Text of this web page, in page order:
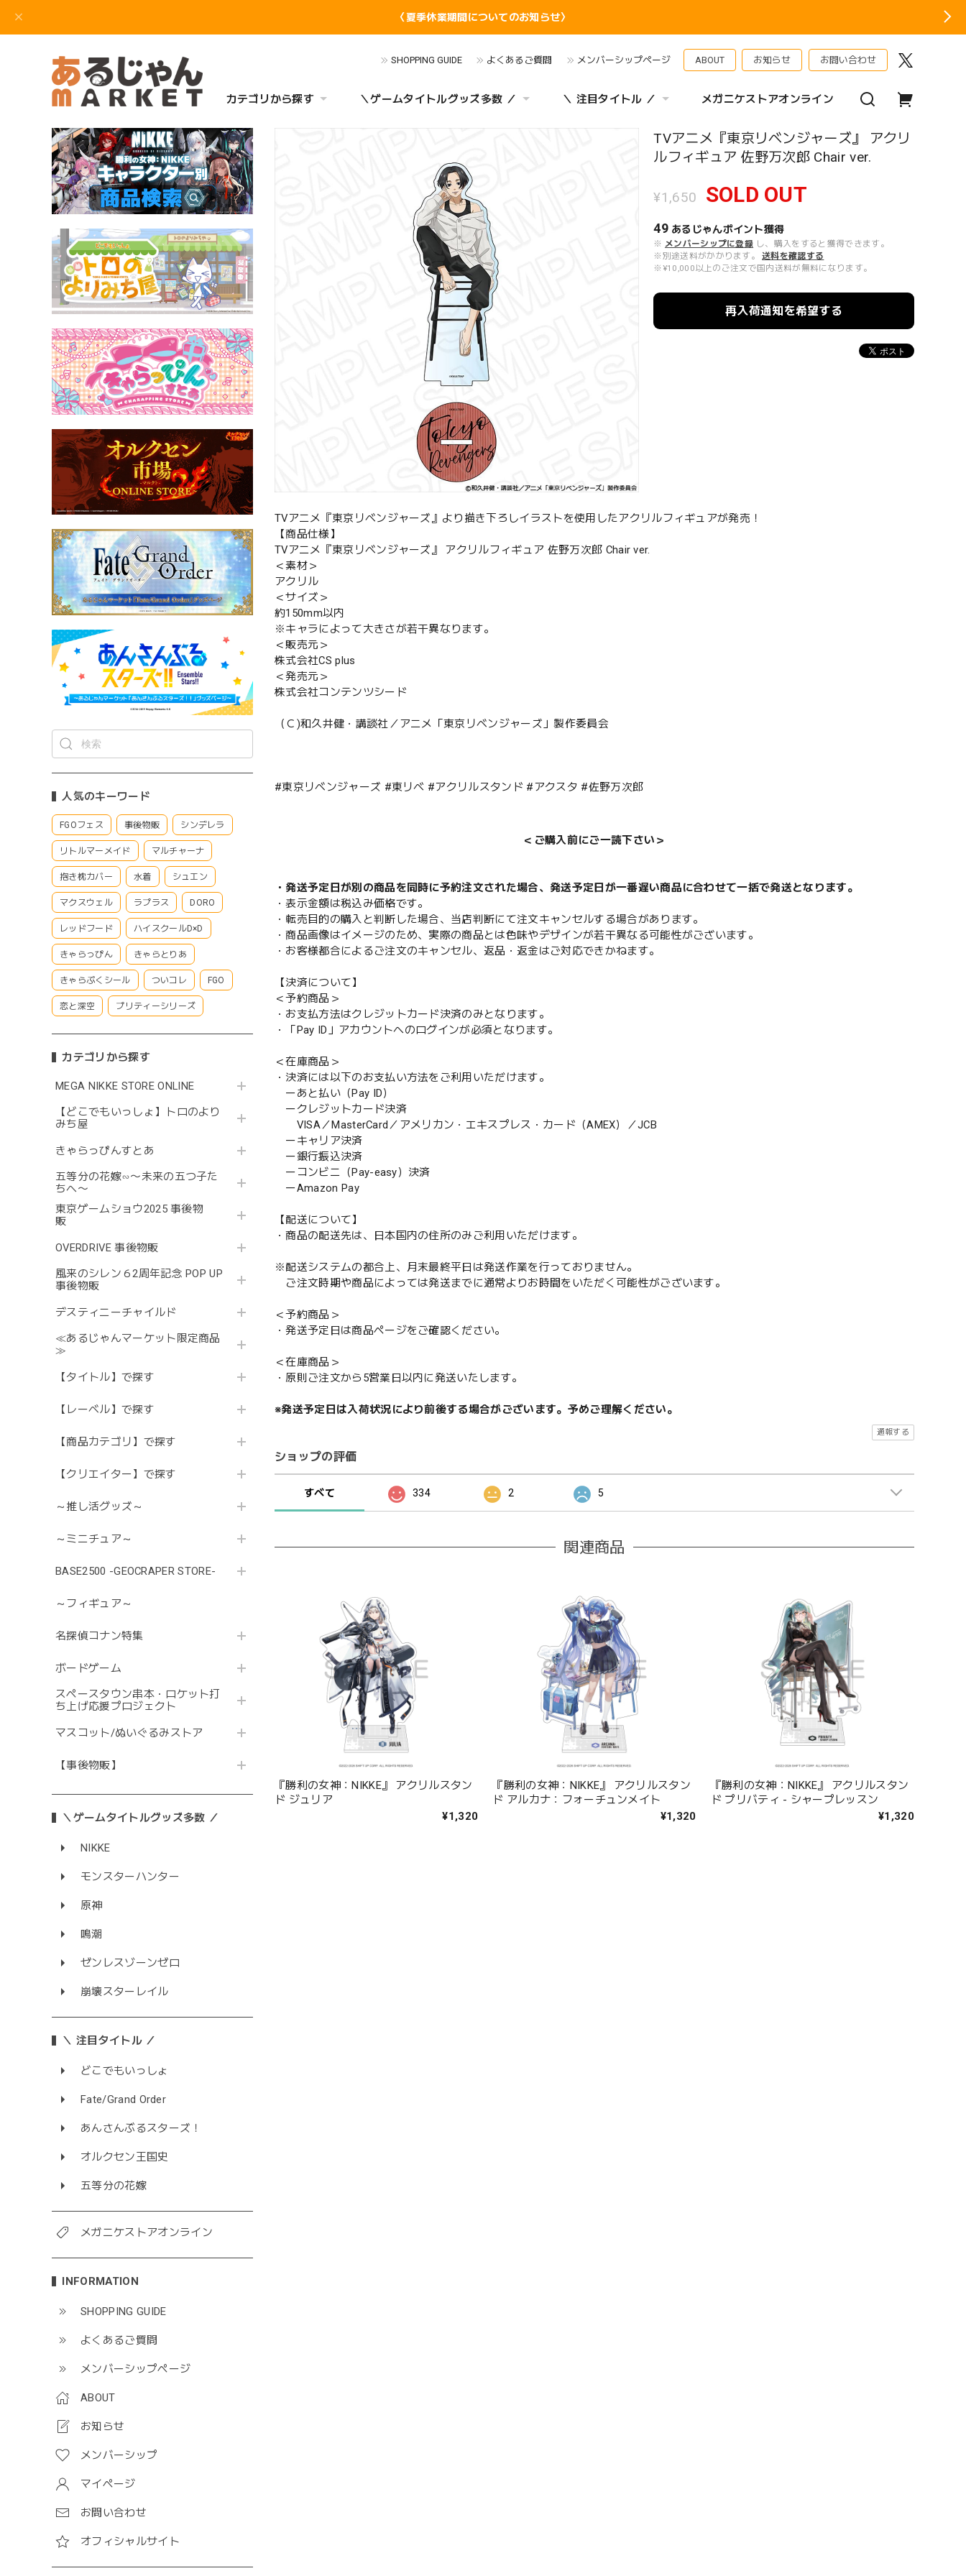
〈夏季休業期間についてのお知らせ〉
SHOPPING GUIDE よくあるご質問 メンバーシップページ ABOUT お知らせ お問い合わせ
カテゴリから探す ＼ゲームタイトルグッズ多数 ／ ＼ 注目タイトル ／ メガニケストアオンライン
人気のキーワード
FGOフェス 事後物販 シンデレラ
リトルマーメイド マルチャーナ
抱き枕カバー 水着 シュエン
マクスウェル ラプラス DORO
レッドフード ハイスクールD×D
きゃらっぴん きゃらとりあ
きゃらぷくシール ついコレ FGO
恋と深空 プリティーシリーズ
カテゴリから探す
MEGA NIKKE STORE ONLINE
【どこでもいっしょ】トロのより
みち屋
きゃらっぴんすとあ
五等分の花嫁∽〜未来の五つ子た
ちへ〜
東京ゲームショウ2025 事後物
販
OVERDRIVE 事後物販
風来のシレン６2周年記念 POP UP
事後物販
デスティニーチャイルド
≪あるじゃんマーケット限定商品
≫
【タイトル】で探す
【レーベル】で探す
【商品カテゴリ】で探す
【クリエイター】で探す
～推し活グッズ～
～ミニチュア～
BASE2500 -GEOCRAPER STORE-
～フィギュア～
名探偵コナン特集
ボードゲーム
スペースタウン串本・ロケット打
ち上げ応援プロジェクト
マスコット/ぬいぐるみストア
【事後物販】
＼ゲームタイトルグッズ多数 ／
NIKKE
モンスターハンター
原神
鳴潮
ゼンレスゾーンゼロ
崩壊スターレイル
＼ 注目タイトル ／
どこでもいっしょ
Fate/Grand Order
あんさんぶるスターズ！
オルクセン王国史
五等分の花嫁
メガニケストアオンライン
INFORMATION
SHOPPING GUIDE
よくあるご質問
メンバーシップページ
ABOUT
お知らせ
メンバーシップ
マイページ
お問い合わせ
オフィシャルサイト
TVアニメ『東京リベンジャーズ』 アクリ
ルフィギュア 佐野万次郎 Chair ver.
¥1,650 SOLD OUT
49 あるじゃんポイント獲得
※ メンバーシップに登録 し、購入をすると獲得できます。
※別途送料がかかります。
送料を確認する
※¥10,000以上のご注文で国内送料が無料になります。
再入荷通知を希望する
TVアニメ『東京リベンジャーズ』より描き下ろしイラストを使用したアクリルフィギュアが発売！
【商品仕様】
TVアニメ『東京リベンジャーズ』 アクリルフィギュア 佐野万次郎 Chair ver.
＜素材＞
アクリル
＜サイズ＞
約150mm以内
※キャラによって大きさが若干異なります。
＜販売元＞
株式会社CS plus
＜発売元＞
株式会社コンテンツシード
（Ｃ)和久井健・講談社／アニメ「東京リベンジャーズ」製作委員会
#東京リベンジャーズ #東リべ #アクリルスタンド #アクスタ #佐野万次郎
＜ご購入前にご一読下さい＞
・発送予定日が別の商品を同時に予約注文された場合、発送予定日が一番遅い商品に合わせて一括で発送となります。
・表示金額は税込み価格です。
・転売目的の購入と判断した場合、当店判断にて注文キャンセルする場合があります。
・商品画像はイメージのため、実際の商品とは色味やデザインが若干異なる可能性がございます。
・お客様都合によるご注文のキャンセル、返品・返金はご対応できかねます。
【決済について】
＜予約商品＞
・お支払方法はクレジットカード決済のみとなります。
・「Pay ID」アカウントへのログインが必須となります。
＜在庫商品＞
・決済には以下のお支払い方法をご利用いただけます。
ーあと払い（Pay ID）
ークレジットカード決済
VISA／MasterCard／アメリカン・エキスプレス・カード（AMEX）／JCB
ーキャリア決済
ー銀行振込決済
ーコンビニ（Pay-easy）決済
ーAmazon Pay
【配送について】
・商品の配送先は、日本国内の住所のみご利用いただけます。
※配送システムの都合上、月末最終平日は発送作業を行っておりません。
ご注文時期や商品によっては発送までに通常よりお時間をいただく可能性がございます。
＜予約商品＞
・発送予定日は商品ページをご確認ください。
＜在庫商品＞
・原則ご注文から5営業日以内に発送いたします。
※発送予定日は入荷状況により前後する場合がございます。予めご理解ください。
通報する
ショップの評価
すべて 334 2 5
関連商品
『勝利の女神：NIKKE』 アクリルスタン
ド ジュリア
¥1,320
『勝利の女神：NIKKE』 アクリルスタン
ド アルカナ：フォーチュンメイト
¥1,320
『勝利の女神：NIKKE』 アクリルスタン
ド プリバティ - シャープレッスン
¥1,320